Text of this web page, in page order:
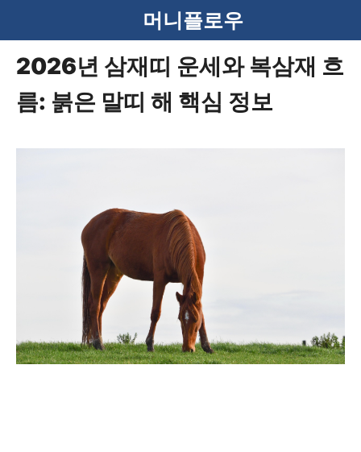
텐
머니플로우
2026년 삼재띠 운세와 복삼재 흐
름: 붉은 말띠 해 핵심 정보